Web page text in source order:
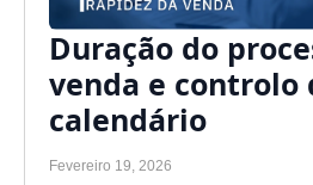
Duração do
venda e controlo
calendário
Fevereiro 19, 2026